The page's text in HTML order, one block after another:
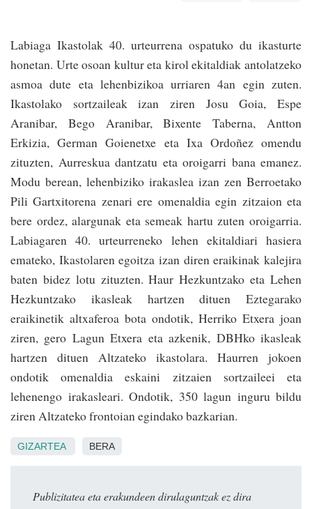
Labiaga Ikastolak 40. urteurrena ospatuko du ikasturte
honetan. Urte osoan kultur eta kirol ekitaldiak antolatzeko
asmoa dute eta lehenbizikoa urri­aren 4an egin zuten.
Ikastolako sortzaileak izan ziren Josu Goia, Espe
Aranibar, Bego Aranibar, Bixente Taberna, Antton
Erkizia, German Goienetxe eta Ixa Ordoñez omendu
zituzten, Aurreskua dantzatu eta oroigarri bana emanez.
Modu berean, lehenbiziko irakaslea izan zen Berroetako
Pili Gartxitorena zenari ere omenaldia egin zitzaion eta
bere ordez, alargunak eta semeak hartu zuten oroiga­rria.
Labiagaren 40. urteurreneko lehen ekitaldiari hasiera
emateko, Ikastolaren egoitza izan diren eraikinak kalejira
baten bidez lotu zituzten. Haur Hezkuntzako eta Lehen
Hezkuntzako ikasleak hartzen dituen Eztegarako
eraikinetik altxa­feroa bota ondotik, Herriko Etxera joan
ziren, gero Lagun Etxera eta azkenik, DBHko ikasleak
hartzen dituen Altzateko ikastolara. Haurren jokoen
ondotik omenaldia eskaini zitzaien sortzaileei eta
lehenengo irakasleari. Ondotik, 350 lagun inguru bildu
ziren Altzateko frontoian egindako bazkarian.
GIZARTEA BERA
Publizitatea eta erakundeen dirulaguntzak ez dira